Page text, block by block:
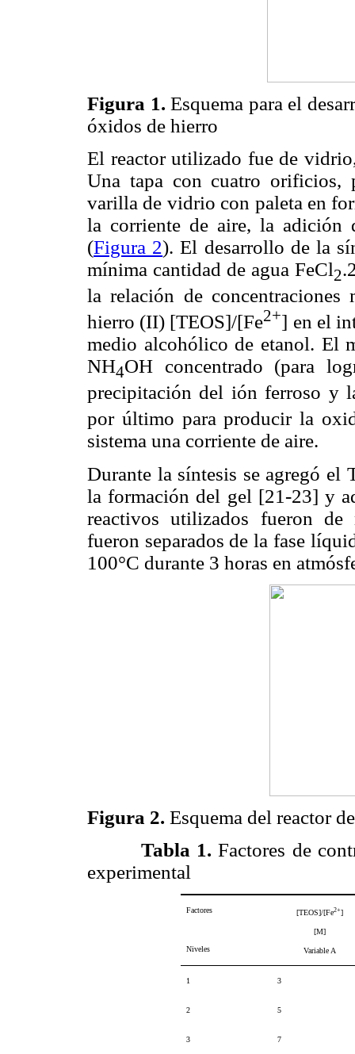
Figura 1. Esquema para el
óxidos de hierro
El reactor utilizado fue de
Una tapa con cuatro orificios,
varilla de vidrio con paleta en
la corriente de aire, la adición
(Figura 2). El desarrollo de la
mínima cantidad de agua FeCl2
la relación de
hierro (II) [TEOS]/[Fe2+] en el
medio alcohólico de etanol. El
NH4OH concentrado (para
precipitación del ión ferroso y
por último para producir la
sistema una corriente de aire.
Durante la síntesis se agregó el
la formación del gel [21-23] y
reactivos utilizados fueron
fueron separados de la fase
100°C durante 3 horas en
Figura 2. Esquema del reactor
Tabla 1. Factores de
experimental
Factores
Niveles
[TEOS]/[Fe2+]
[M]
Variable A
1 3
2 5
3 7